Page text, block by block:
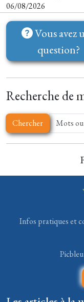
06/08/2026
Vous avez
question?
Recherche de
Chercher
Infos pratiques et